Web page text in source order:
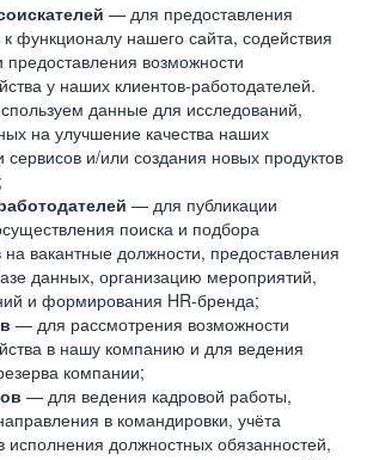
— для предоставления
функционалу нашего сайта, содействия
предоставления возможности
у наших клиентов-работодателей.
данные для исследований,
на улучшение качества наших
сервисов и/или создания новых продуктов
— для публикации
поиска и подбора
на вакантные должности, предоставления
данных, организацию мероприятий,
и формирования HR-бренда;
— для рассмотрения возможности
в нашу компанию и для ведения
компании;
— для ведения кадровой работы,
в командировки, учёта
исполнения должностных обязанностей,